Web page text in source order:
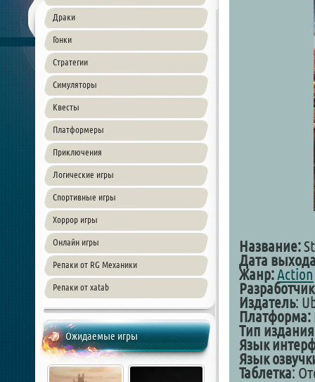
Драки
Гонки
Стратегии
Симуляторы
Квесты
Платформеры
Приключения
Логические игры
Спортивные игры
Хоррор игры
Онлайн игры
Репаки от RG Механики
Репаки от xatab
Ожидаемые игры
Название:
Дата
Жанр:Action
Издатель:
Платформа:
Тип
Язык
Язык
Таблетка: